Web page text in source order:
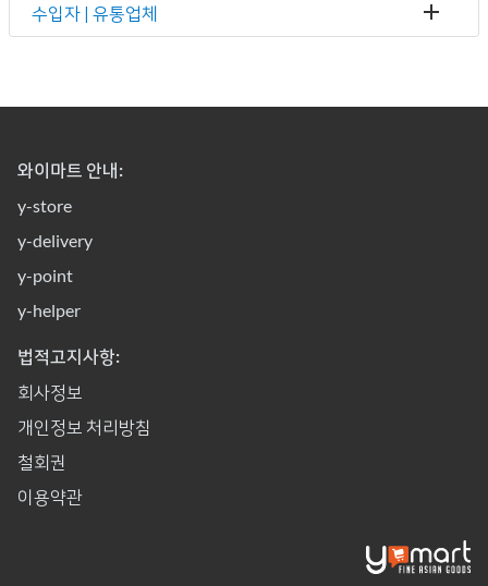
수입자 | 유통업체
와이마트 안내:
y-store
y-delivery
y-point
y-helper
법적고지사항:
회사정보
개인정보 처리방침
철회권
이용약관